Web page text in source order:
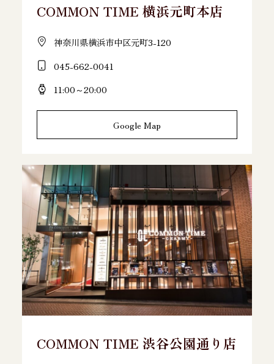
COMMON TIME 横浜元町本店
神奈川県横浜市中区元町3-120
045-662-0041
11:00～20:00
Google Map
COMMON TIME 渋谷公園通り店